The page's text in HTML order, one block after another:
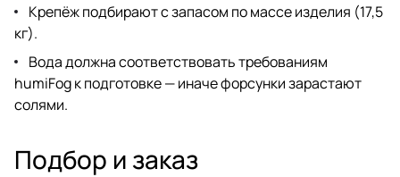
Крепёж подбирают с запасом по массе изделия (17,5
кг).
Вода должна соответствовать требованиям
humiFog к подготовке — иначе форсунки зарастают
солями.
Подбор и заказ